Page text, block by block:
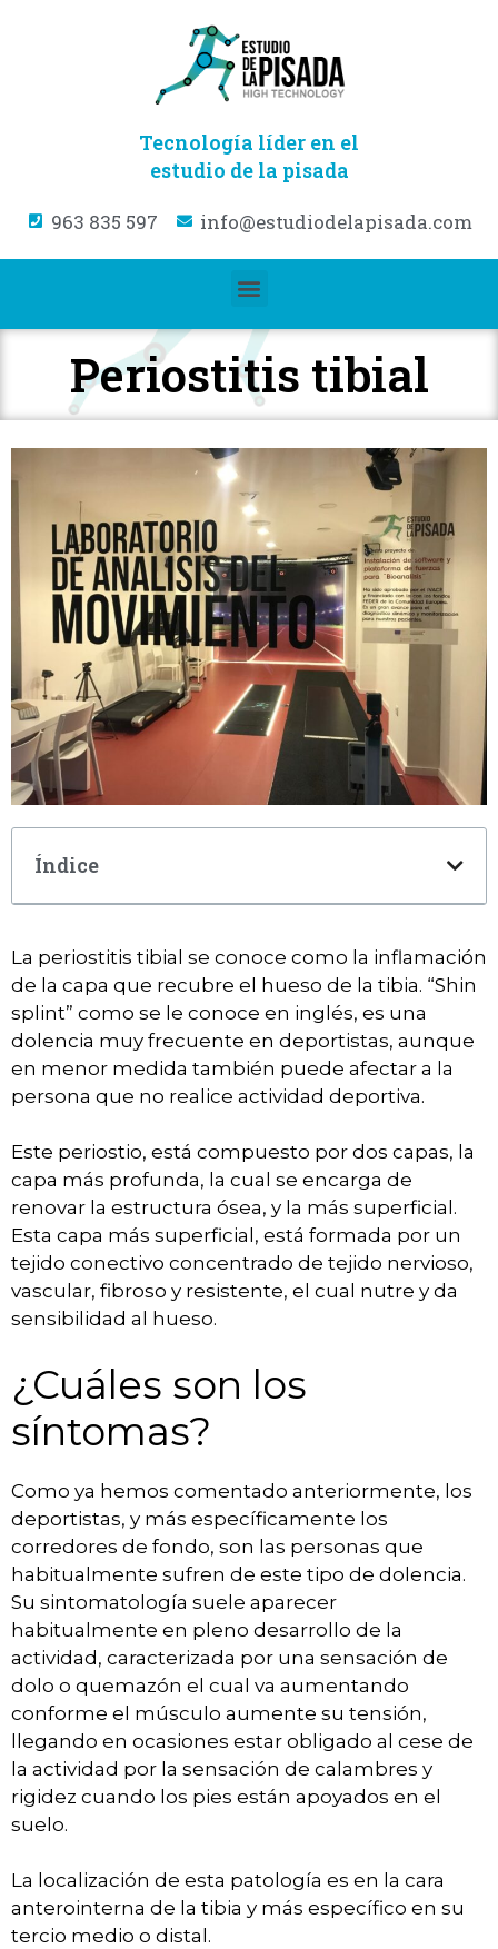
Tecnología líder en el
estudio de la pisada
963 835 597 info@estudiodelapisada.com
Periostitis tibial
Índice
La periostitis tibial se conoce como la inflamación
de la capa que recubre el hueso de la tibia. “Shin
splint” como se le conoce en inglés, es una
dolencia muy frecuente en deportistas, aunque
en menor medida también puede afectar a la
persona que no realice actividad deportiva.
Este periostio, está compuesto por dos capas, la
capa más profunda, la cual se encarga de
renovar la estructura ósea, y la más superficial.
Esta capa más superficial, está formada por un
tejido conectivo concentrado de tejido nervioso,
vascular, fibroso y resistente, el cual nutre y da
sensibilidad al hueso.
¿Cuáles son los
síntomas?
Como ya hemos comentado anteriormente, los
deportistas, y más específicamente los
corredores de fondo, son las personas que
habitualmente sufren de este tipo de dolencia.
Su sintomatología suele aparecer
habitualmente en pleno desarrollo de la
actividad, caracterizada por una sensación de
dolo o quemazón el cual va aumentando
conforme el músculo aumente su tensión,
llegando en ocasiones estar obligado al cese de
la actividad por la sensación de calambres y
rigidez cuando los pies están apoyados en el
suelo.
La localización de esta patología es en la cara
anterointerna de la tibia y más específico en su
tercio medio o distal.